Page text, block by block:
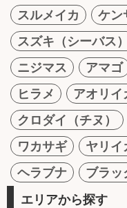
スルメイカ
ケン
スズキ（シーバス）
ニジマス
アマゴ
ヒラメ
アオリイ
クロダイ（チヌ）
ワカサギ
ヤリイ
ヘラブナ
ブラッ
エリアから探す